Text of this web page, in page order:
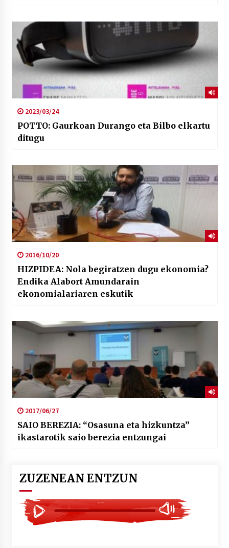
2023/03/24
POTTO: Gaurkoan Durango eta Bilbo elkartu
ditugu
2016/10/20
HIZPIDEA: Nola begiratzen dugu ekonomia?
Endika Alabort Amundarain
ekonomialariaren eskutik
2017/06/27
SAIO BEREZIA: “Osasuna eta hizkuntza”
ikastarotik saio berezia entzungai
ZUZENEAN ENTZUN